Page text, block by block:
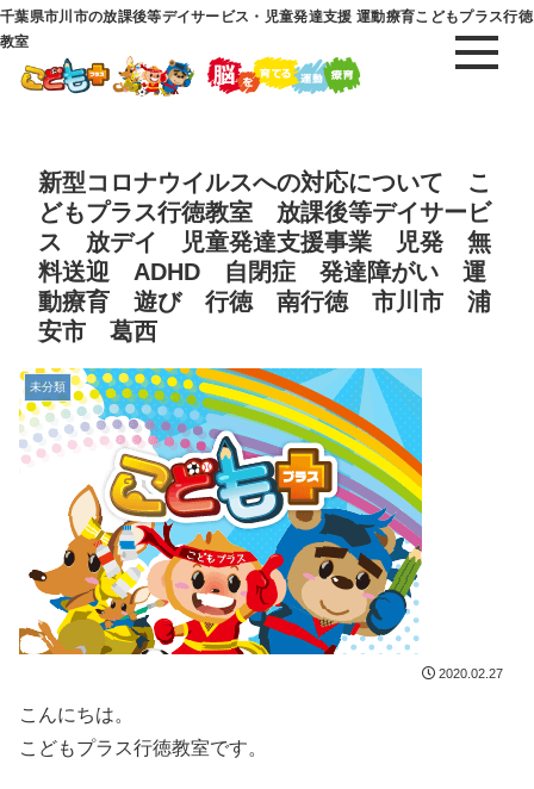
千葉県市川市の放課後等デイサービス・児童発達支援 運動療育こどもプラス行徳
教室
新型コロナウイルスへの対応について こ
どもプラス行徳教室 放課後等デイサービ
ス 放デイ 児童発達支援事業 児発 無
料送迎 ADHD 自閉症 発達障がい 運
動療育 遊び 行徳 南行徳 市川市 浦
安市 葛西
未分類
2020.02.27
こんにちは。
こどもプラス行徳教室です。